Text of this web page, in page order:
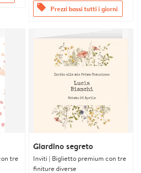
offers Prezzi bassi tutti i giorni
tre
Giardino segreto
Inviti | Biglietto premium con tre
finiture diverse